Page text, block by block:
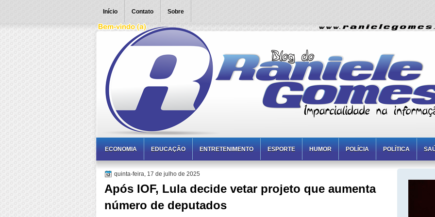
Início Contato Sobre
ECONOMIA EDUCAÇÃO ENTRETENIMENTO ESPORTE HUMOR POLÍCIA POLÍTICA
quinta-feira, 17 de julho de 2025
Após IOF, Lula decide vetar projeto que aumenta
número de deputados